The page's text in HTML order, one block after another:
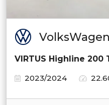
VolksWagen
VIRTUS Highline 200
2023/2024